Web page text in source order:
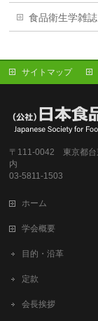
食品衛生学雑誌
サイトマップ
〒111-0042 東京都台
内 TEL：03-
03-5811-1503
ホーム
学会概要
目的・沿革
定款
会長挨拶